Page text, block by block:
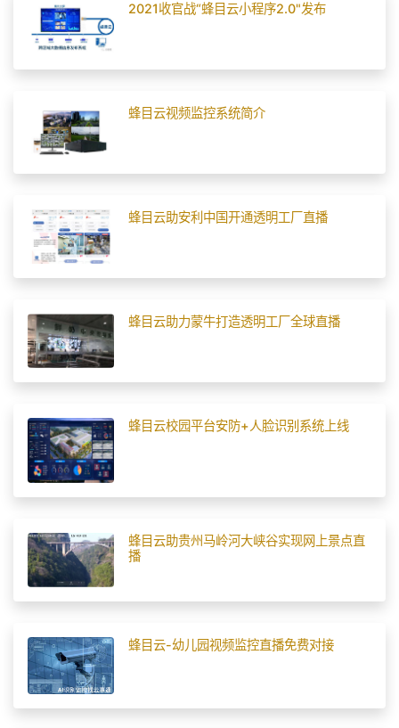
2021收官战“蜂目云小程序2.0"发布
蜂目云视频监控系统简介
蜂目云助安利中国开通透明工厂直播
蜂目云助力蒙牛打造透明工厂全球直播
蜂目云校园平台安防+人脸识别系统上线
蜂目云助贵州马岭河大峡谷实现网上景点直
播
蜂目云-幼儿园视频监控直播免费对接